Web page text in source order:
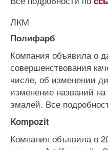
ЛКМ
Полифарб
Компания объявила о
совершенствования
числе, об изменении
изменение названий
эмалей. Все
Kompozit
Компания объявила о